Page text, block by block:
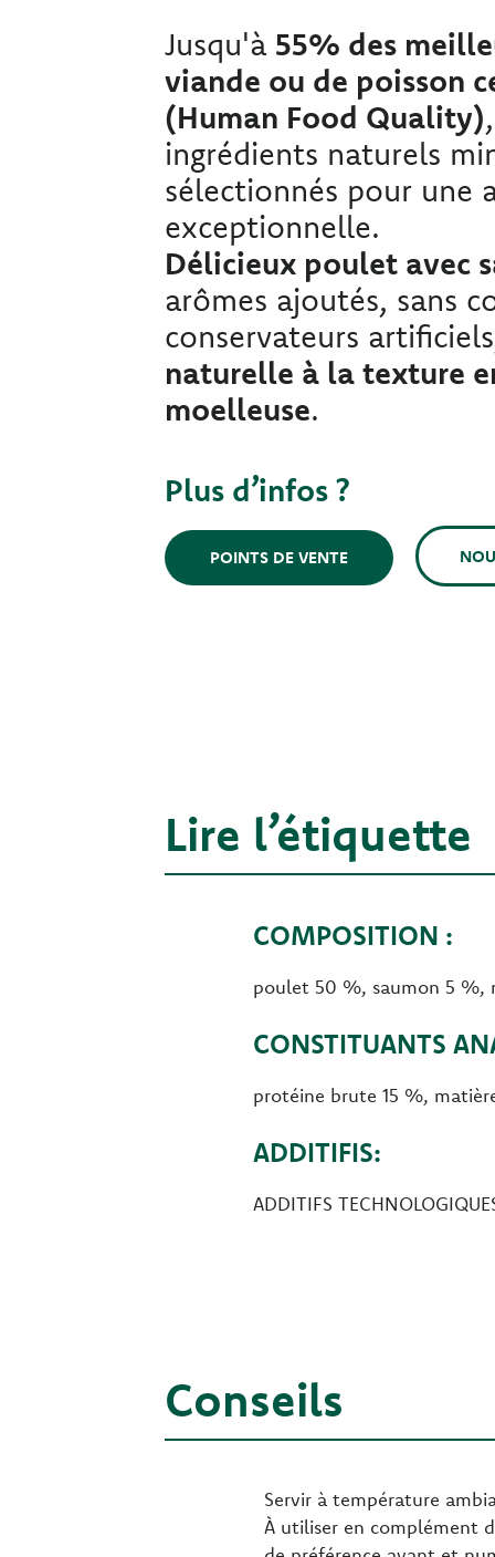
Jusqu'à 55% des
viande ou de poisson
(Human Food Quality)
ingrédients naturels
sélectionnés pour une
exceptionnelle.
Délicieux poulet avec
arômes ajoutés, sans
conservateurs
naturelle à la texture
moelleuse.
Plus d’infos ?
POINTS DE VENTE
Lire l’étiquette
COMPOSITION :
poulet 50 %, saumon 5 %,
CONSTITUANTS
protéine brute 15 %,
ADDITIFIS:
ADDITIFS
Conseils
Servir à température
À utiliser en complément